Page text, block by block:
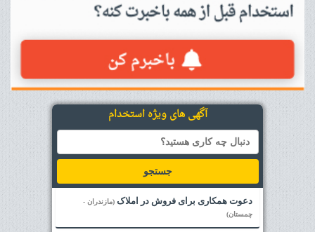
آگهی های ویژه استخدام
جستجو
دعوت همکاری برای فروش در املاک (مازندران -
چمستان)